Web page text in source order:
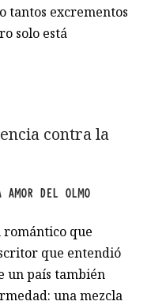
tantos excrementos
solo está
contra la
AMOR DEL OLMO
romántico que
que entendió
un país también
una mezcla